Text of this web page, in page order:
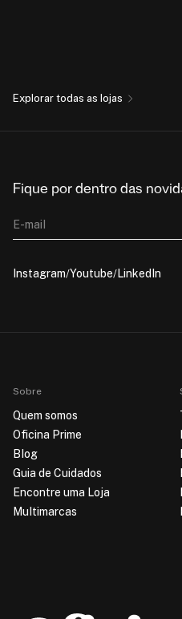
Explorar todas as lojas
Fique por dentro das
E-mail
Instagram Youtube LinkedIn
Sobre
Quem somos
Oficina Prime
Blog
Guia de Cuidados
Encontre uma Loja
Multimarcas